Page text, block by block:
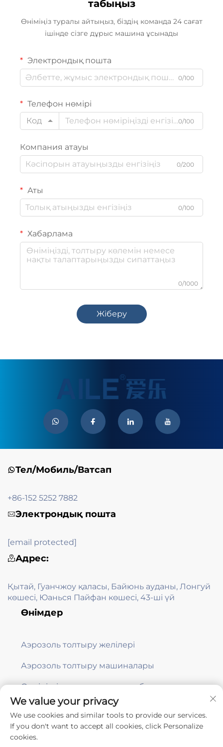
табыңыз
Өніміңіз туралы айтыңыз, біздің команда 24 сағат
ішінде сізге дұрыс машина ұсынады
Электрондық пошта
0/100
Телефон нөмірі
Код
0/100
Компания атауы
0/200
Аты
0/100
Хабарлама
0/1000
Жіберу
Тел/Мобиль/Ватсап
+86-152 5252 7882
Электрондық пошта
[email protected]
Адрес:
Қытай, Гуанчжоу қаласы, Байюнь ауданы, Лонгуй
көшесі, Юанься Пайфан көшесі, 43-ші үй
Өнімдер
Аэрозоль толтыру желілері
Аэрозоль толтыру машиналары
Өндірісті қамтамасыз ету жабдығы
Жазылу
We value your privacy
We use cookies and similar tools to provide our services.
If you don't want to accept all cookies, click Personalize
cookies.